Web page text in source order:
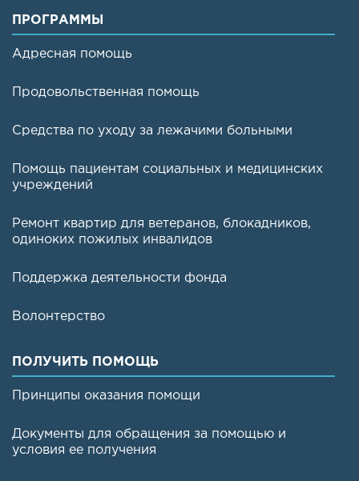
ПРОГРАММЫ
Адресная помощь
Продовольственная помощь
Средства по уходу за лежачими больными
Помощь пациентам социальных и медицинских
учреждений
Ремонт квартир для ветеранов, блокадников,
одиноких пожилых инвалидов
Поддержка деятельности фонда
Волонтерство
ПОЛУЧИТЬ ПОМОЩЬ
Принципы оказания помощи
Документы для обращения за помощью и
условия ее получения